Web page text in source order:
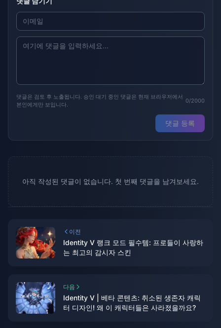
댓글은 검토 후 노출됩니다. 승인 대기 중인 댓글은 현재 브라우저에서
본인에게만 보입니다.
0/2000
댓글 등록
아직 작성된 댓글이 없습니다. 첫 번째 댓글을 남겨보세요.
이전
Identity V 랭크 모드 필수템: 프로들이 사랑하
는 최고의 감시자 스킨
다음
Identity V | 베타 콘텐츠: 취소된 생존자 캐릭
터 디자인! 왜 이 캐릭터들은 사라졌을까요?